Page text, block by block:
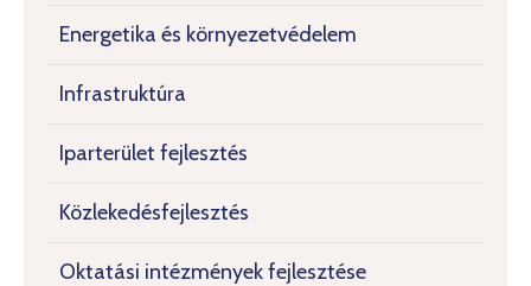
Energetika és környezetvédelem
Infrastruktúra
Iparterület fejlesztés
Közlekedésfejlesztés
Oktatási intézmények fejlesztése